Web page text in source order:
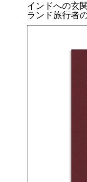
インドへの玄
ランド旅行者